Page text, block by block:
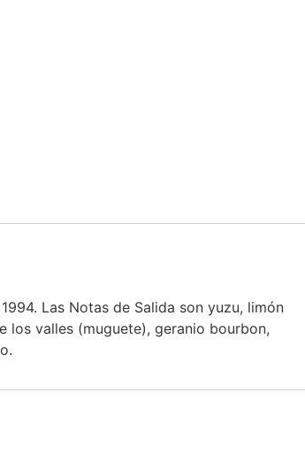
Las Notas de Salida son yuzu, limón
los valles (muguete), geranio bourbon,